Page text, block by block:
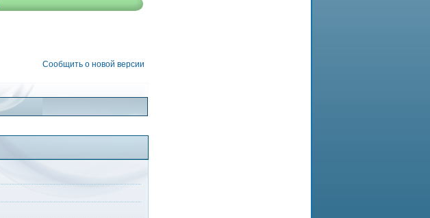
Сообщить о новой версии